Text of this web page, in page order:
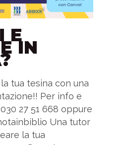
E
IN
tua tesina con una
Per info e
27 51 668 oppure
Una tutor
la tua